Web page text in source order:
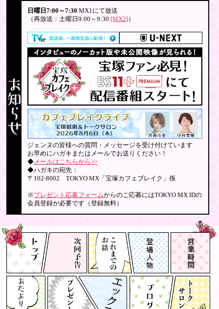
日曜日7:00～7:30 MX1にて放送
（再放送：土曜日9:00～9:30 [MX2] ）
ジェンヌの皆様への質問・メッセージを受け付けています
お早めにハガキまたはメールでお送りください！
◆メールはこちらから>>
◆ハガキの宛先：
〒102-8002 TOKYO MX「宝塚カフェブレイク」係
※ プレゼント応募フォームからのご応募にはTOKYO MX IDの
会員登録が必要です（登録無料）